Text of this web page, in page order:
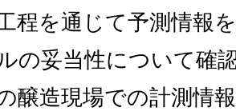
程を通じて予測情報
の妥当性について確
醸造現場での計測情